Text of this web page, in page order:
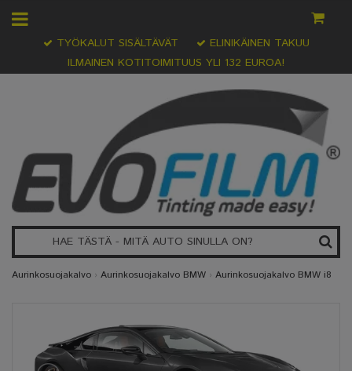
ILMAINEN KOTITOIMITUUS YLI 132 EUROA!
TYÖKALUT SISÄLTÄVÄT ELINIKÄINEN TAKUU
Aurinkosuojakalvo › Aurinkosuojakalvo BMW › Aurinkosuojakalvo BMW i8